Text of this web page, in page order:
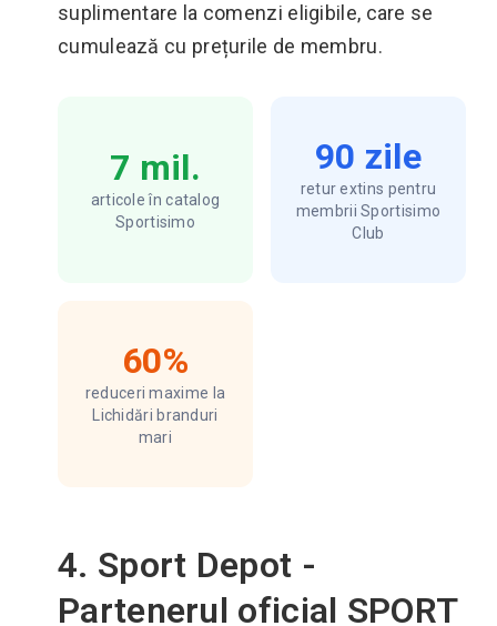
suplimentare la comenzi eligibile, care se
cumulează cu prețurile de membru.
7 mil.
articole în catalog
Sportisimo
90 zile
retur extins pentru
membrii Sportisimo
Club
60%
reduceri maxime la
Lichidări branduri
mari
4. Sport Depot -
Partenerul oficial SPORT